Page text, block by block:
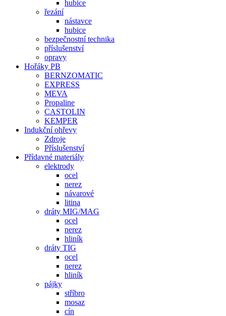
hubice
řezání
nástavce
hubice
bezpečnostní technika
příslušenství
opravy
Hořáky PB
BERNZOMATIC
EXPRESS
MEVA
Propaline
CASTOLIN
KEMPER
Indukční ohřevy
Zdroje
Příslušenství
Přídavné materiály
elektrody
ocel
nerez
návarové
litina
dráty MIG/MAG
ocel
nerez
hliník
dráty TIG
ocel
nerez
hliník
pájky
stříbro
mosaz
cín